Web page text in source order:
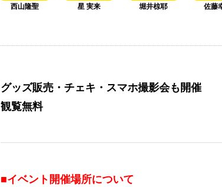
西山隆聖 星 実来 堀井椋耶 佐藤
グッズ販売・チェキ・スマホ撮影会も開催
観覧無料
■イベント開催場所について